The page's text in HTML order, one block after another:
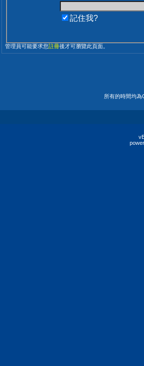
記住我?
管理員可能要求您註冊後才可瀏覽此頁面。
所有的時間均為